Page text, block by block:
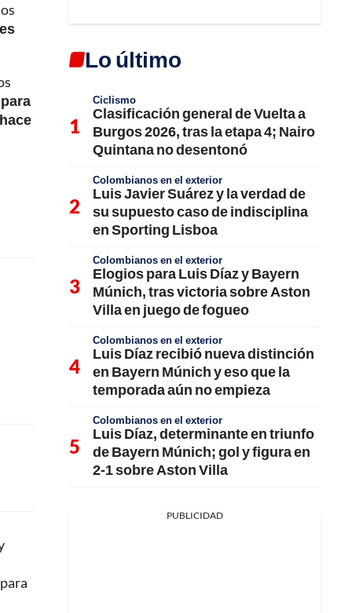
Lo último
Ciclismo
Clasificación general de Vuelta a
Burgos 2026, tras la etapa 4; Nairo
Quintana no desentonó
Colombianos en el exterior
Luis Javier Suárez y la verdad de
su supuesto caso de indisciplina
en Sporting Lisboa
Colombianos en el exterior
Elogios para Luis Díaz y Bayern
Múnich, tras victoria sobre Aston
Villa en juego de fogueo
Colombianos en el exterior
Luis Díaz recibió nueva distinción
en Bayern Múnich y eso que la
temporada aún no empieza
Colombianos en el exterior
Luis Díaz, determinante en triunfo
de Bayern Múnich; gol y figura en
2-1 sobre Aston Villa
PUBLICIDAD